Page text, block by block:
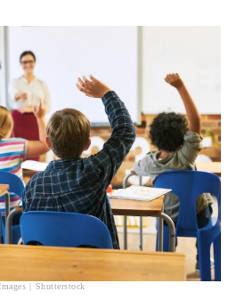
| Shutterstock